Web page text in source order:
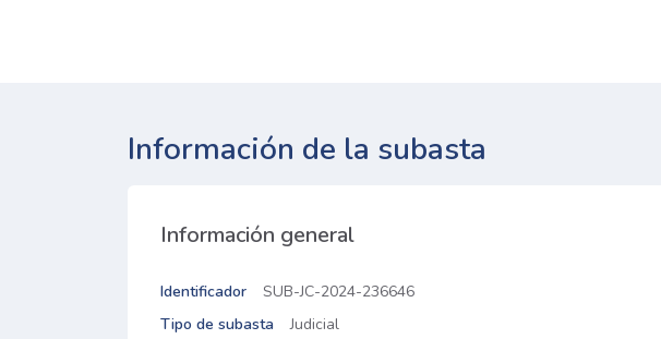
Información de la subasta
Información general
Identificador
SUB-JC-2024-236646
Tipo de subasta
Judicial